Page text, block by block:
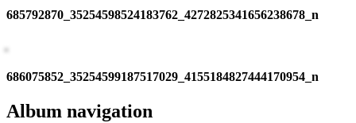
685792870_35254598524183762_4272825341656238678_n
686075852_35254599187517029_4155184827444170954_n
Album navigation